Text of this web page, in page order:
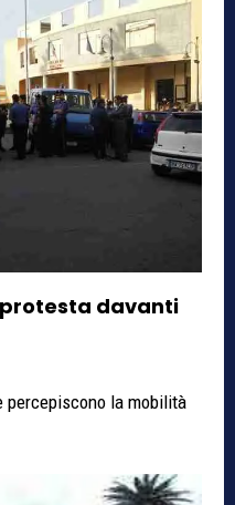
davanti
percepiscono la mobilità